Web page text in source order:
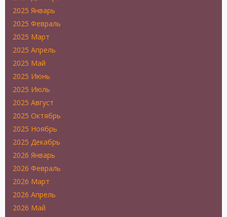
2025 Январь
2025 Февраль
2025 Март
2025 Апрель
2025 Май
2025 Июнь
2025 Июль
2025 Август
2025 Октябрь
2025 Ноябрь
2025 Декабрь
2026 Январь
2026 Февраль
2026 Март
2026 Апрель
2026 Май